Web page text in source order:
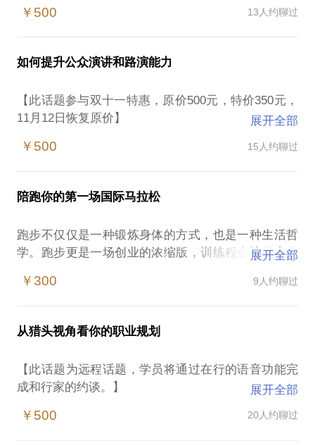
如何制定品牌和市场战略？如何确定具体战术？如何
我会结合实际案例，告诉你如何从第一场活动无场
地、无观众、无资源到现在多个场地主动免费提供、
我可以为你分析活动策划的要点。认清自己手上现有
的资源与人脉、给自己精准定位、借助媒体的宣传力
量、利用多方合作整合资源；
￥500 13人约聊过
如何提升公众演讲和路演能力
【此话题参与双十一特惠，原价500元，特价350元，
11月12日恢复原价】
能够把公司的理念和亮点清晰地表达出去，错失生意
效率低下、问题拖延、执行力很差？非常想通过有力
量、有激情、有感染力的演讲吸引投资人和客户，却
展开全部
￥500 15人约聊过
陪跑你的第一场国际马拉松
跑步不仅仅是一种锻炼身体的方式，也是一种生活哲
学。跑步更是一场创业的浓缩版，训练程会让你变得
织更有力量。如何让跑步更有趣，创业更好玩，我可
己的潜能，让你活出自己，完胜创业维艰的过程。如
果你恰好看过村上春树的《当我跑步时，我谈些什
跑者的内心世界，告诉你与拖延症、自卑、抑郁不断
纠缠与斗争的故事。如果你想体验从自律到自由的过
程，那就来参与马拉松的训练吧。
展开全部
￥300 9人约聊过
从猎头视角看你的职业规划
【此话题为远程话题，学员将通过在行的语音功能完
成和行家的约谈。】
吗？我可以面对面告诉你猎头都通过什么渠道、使用
展开全部
￥500 20人约聊过